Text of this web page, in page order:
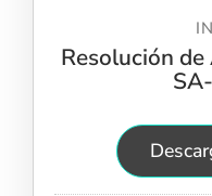
Resolución